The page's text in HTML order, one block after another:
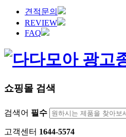
견적문의
REVIEW
FAQ
쇼핑몰 검색
검색어 필수
고객센터 1644-5574